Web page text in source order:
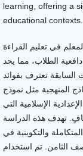
learning, offering a
educational contexts.
في تعليم القراءة
الطلاب، مما يحد
تعترف بفوائد
المنهجية مثل نموذج
الإسلامية التي
تهدف هذه الدراسة
والتكوينية في
الثامن. تم استخدام